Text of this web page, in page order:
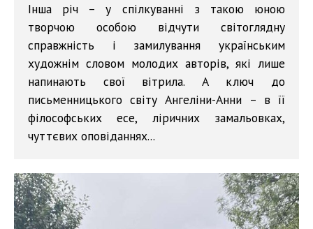
Інша річ – у спілкуванні з такою юною
творчою особою відчути світоглядну
справжність і замилування українським
художнім словом молодих авторів, які лише
напинають свої вітрила. А ключ до
письменницького світу Ангеліни-Анни – в її
філософських есе, ліричних замальовках,
чуттєвих оповіданнях...